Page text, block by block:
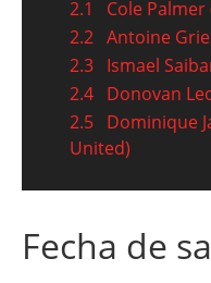
2.1
Cole Palmer
2.2 Antoine
2.3 Ismael
2.4 Donovan
2.5 Dominique
United)
Fecha de